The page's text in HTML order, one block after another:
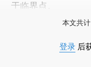
于临界点。
本文共
登录 后